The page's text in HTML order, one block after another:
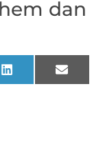
dan
LinkedIn Email